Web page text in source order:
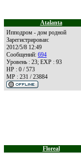
Atalanta
Ипподром - дом родной
Зарегистрирован:
2012/5/8 12:49
Сообщений: 694
Уровень : 23; EXP : 93
HP : 0 / 573
MP : 231 / 23884
Floreal